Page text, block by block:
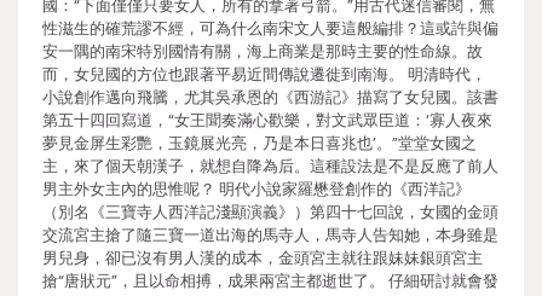
國：“下面僅僅只要女人，所有的拿著弓箭。”用古代迷信審閱，無
性滋生的確荒謬不經，可為什么南宋文人要這般編排？這或許與偏
安一隅的南宋特別國情有關，海上商業是那時主要的性命線。故
而，女兒國的方位也跟著平易近間傳說遷徙到南海。 明清時代，
小說創作邁向飛騰，尤其吳承恩的《西游記》描寫了女兒國。該書
第五十四回寫道，“女王聞奏滿心歡樂，對文武眾臣道：‘寡人夜來
夢見金屏生彩艷，玉鏡展光亮，乃是本日喜兆也’。”堂堂女國之
主，來了個天朝漢子，就想自降為后。這種設法是不是反應了前人
男主外女主內的思惟呢？ 明代小說家羅懋登創作的《西洋記》
（別名《三寶寺人西洋記淺顯演義》）第四十七回說，女國的金頭
交流宮主搶了隨三寶一道出海的馬寺人，馬寺人告知她，本身雖是
男兒身，卻已沒有男人漢的成本，金頭宮主就往跟妹妹銀頭宮主
搶“唐狀元”，且以命相搏，成果兩宮主都逝世了。 仔細研討就會發